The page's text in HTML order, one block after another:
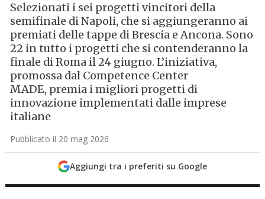
Selezionati i sei progetti vincitori della
semifinale di Napoli, che si aggiungeranno ai
premiati delle tappe di Brescia e Ancona. Sono
22 in tutto i progetti che si contenderanno la
finale di Roma il 24 giugno. L’iniziativa,
promossa dal Competence Center
MADE, premia i migliori progetti di
innovazione implementati dalle imprese
italiane
Pubblicato il 20 mag 2026
Aggiungi tra i preferiti su Google